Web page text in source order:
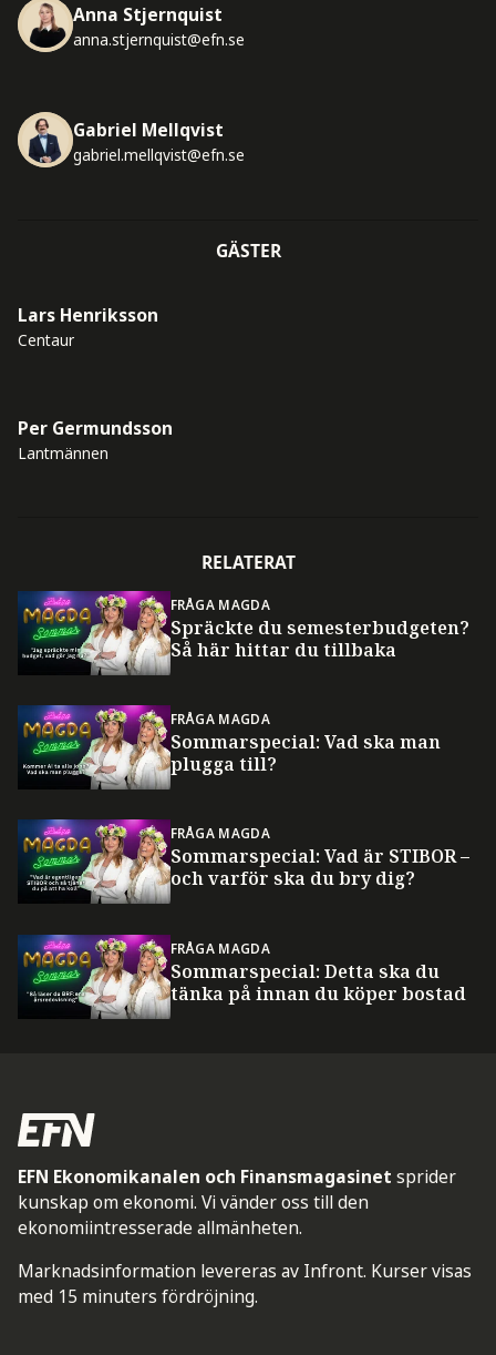
Anna Stjernquist
anna.stjernquist@efn.se
Gabriel Mellqvist
gabriel.mellqvist@efn.se
GÄSTER
Lars Henriksson
Centaur
Per Germundsson
Lantmännen
RELATERAT
FRÅGA MAGDA
Spräckte du semesterbudgeten?
Så här hittar du tillbaka
FRÅGA MAGDA
Sommarspecial: Vad ska man
plugga till?
FRÅGA MAGDA
Sommarspecial: Vad är STIBOR –
och varför ska du bry dig?
FRÅGA MAGDA
Sommarspecial: Detta ska du
tänka på innan du köper bostad
EFN Ekonomikanalen och Finansmagasinet sprider
kunskap om ekonomi. Vi vänder oss till den
ekonomiintresserade allmänheten.
Marknadsinformation levereras av Infront. Kurser visas
med 15 minuters fördröjning.